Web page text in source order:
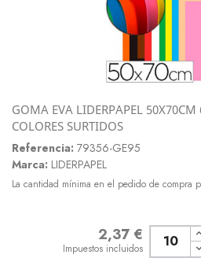
GOMA EVA LIDERPAPEL
COLORES SURTIDOS
Referencia: 79356-GE95
Marca: LIDERPAPEL
La cantidad mínima en el pedido de compra
2,37 €
Impuestos incluidos